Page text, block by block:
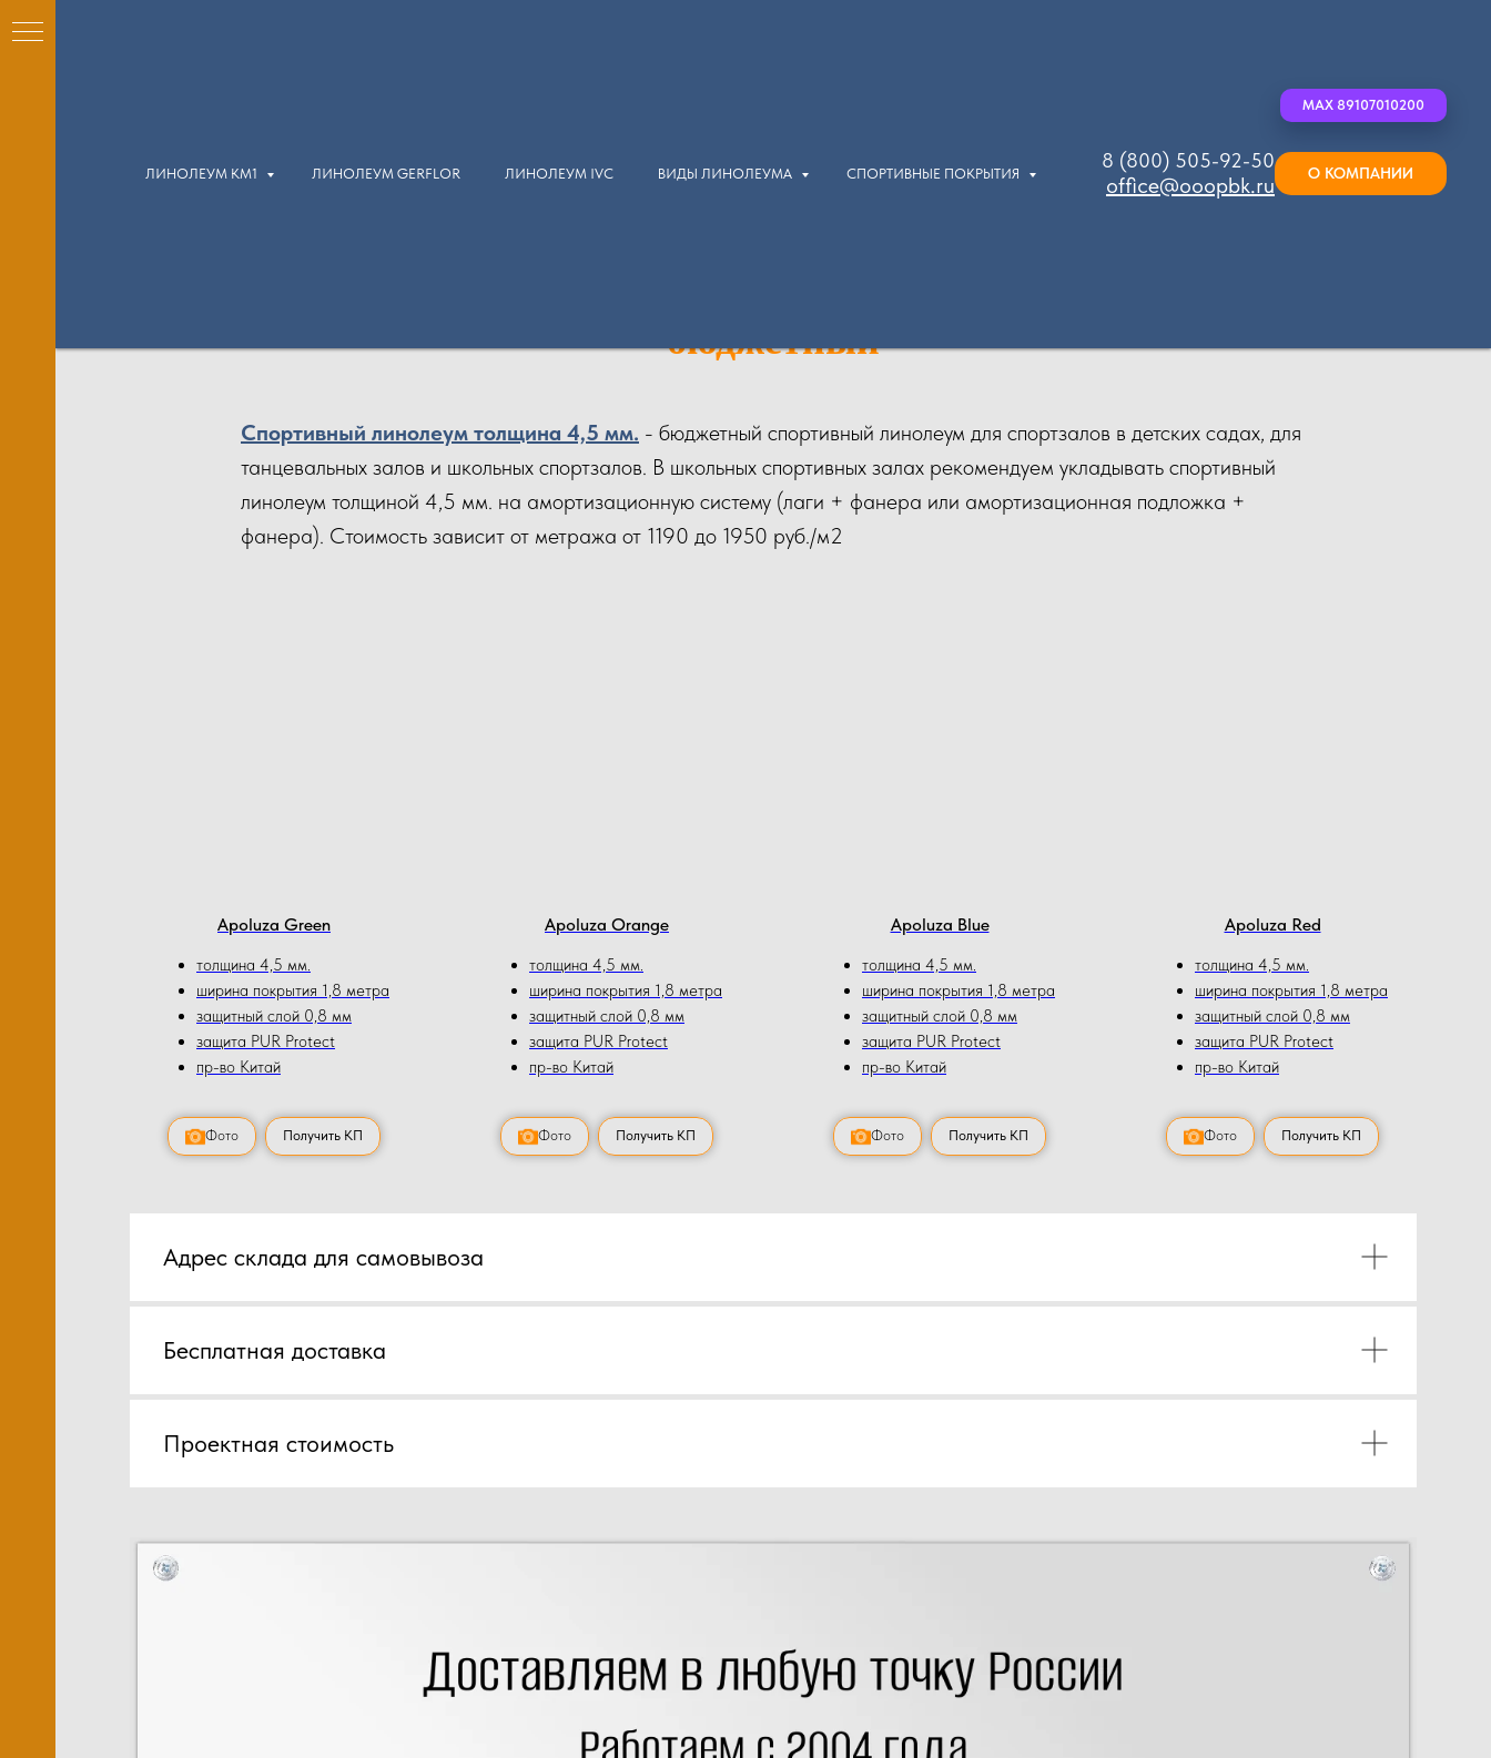
ЛИНОЛЕУМ КМ1 ЛИНОЛЕУМ GERFLOR ЛИНОЛЕУМ IVC ВИДЫ ЛИНОЛЕУМА СПОРТИВНЫЕ ПОКРЫТИЯ
8 (800) 505-92-50
office@ooopbk.ru О КОМПАНИИ
MAX 89107010200
бюджетный
Спортивный линолеум толщина 4,5 мм. - бюджетный спортивный линолеум для спортзалов в детских садах, для
танцевальных залов и школьных спортзалов. В школьных спортивных залах рекомендуем укладывать спортивный
линолеум толщиной 4,5 мм. на амортизационную систему (лаги + фанера или амортизационная подложка +
фанера). Стоимость зависит от метража от 1190 до 1950 руб./м2
Apoluza Green
толщина 4,5 мм.
ширина покрытия 1,8 метра
защитный слой 0,8 мм
защита PUR Protect
пр-во Китай
Фото Получить КП
Apoluza Orange
толщина 4,5 мм.
ширина покрытия 1,8 метра
защитный слой 0,8 мм
защита PUR Protect
пр-во Китай
Фото Получить КП
Apoluza Blue
толщина 4,5 мм.
ширина покрытия 1,8 метра
защитный слой 0,8 мм
защита PUR Protect
пр-во Китай
Фото Получить КП
Apoluza Red
толщина 4,5 мм.
ширина покрытия 1,8 метра
защитный слой 0,8 мм
защита PUR Protect
пр-во Китай
Фото Получить КП
Адрес склада для самовывоза
Бесплатная доставка
Проектная стоимость